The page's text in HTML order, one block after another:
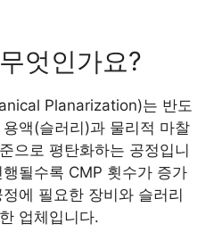
엇인가요?
Planarization)는 반도
액(슬러리)과 물리적 마찰
으로 평탄화하는 공정입니
될수록 CMP 횟수가 증가
에 필요한 장비와 슬러리
업체입니다.